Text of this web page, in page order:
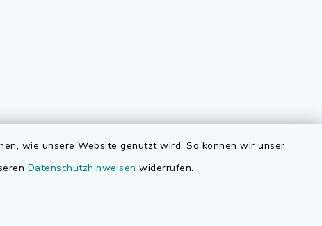
wie unsere Website genutzt wird. So können wir unser
Datenschutzhinweisen widerrufen.
Sie
Quicklinks
Bauen in Adelsdorf